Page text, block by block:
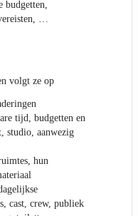
budgetten,
…
volgt ze op
tijd, budgetten en
studio, aanwezig
hun
cast, crew, publiek